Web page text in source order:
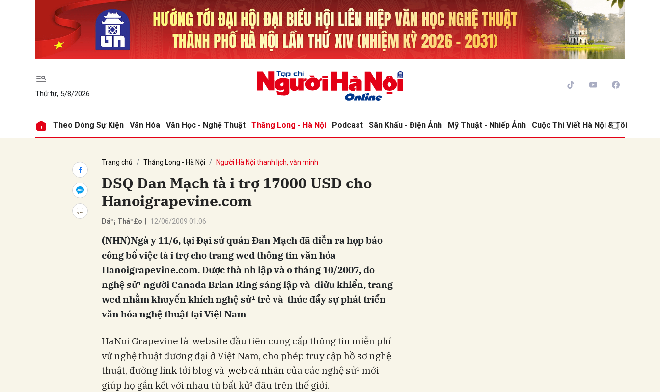
Thứ tư, 5/8/2026
Theo Dòng Sự Kiện Văn Hóa Văn Học - Nghệ Thuật Thăng Long - Hà Nội Podcast Sân Khấu - Điện Ảnh Mỹ Thuật - Nhiếp Ảnh Cuộc Thi Viết Hà Nội & Tôi
Trang chủ Thăng Long - Hà Nội Người Hà Nội thanh lịch, văn minh
ĐSQ Đan Mạch tà i trợ 17000 USD cho
Hanoigrapevine.com
Dáº¡ Tháº£o 12/06/2009 01:06
(NHN)Ngà y 11/6, tại Đại sứ quán Đan Mạch đã diễn ra họp báo
công bố việc tà i trợ cho trang wed thông tin văn hóa
Hanoigrapevine.com. Được thà nh lập và o tháng 10/2007, do
nghệ sử¹ người Canada Brian Ring sáng lập và điửu khiển, trang
wed nhằm khuyến khích nghệ sử¹ trẻ và thúc đẩy sự phát triển
văn hóa nghệ thuật tại Việt Nam
HaNoi Grapevine là website đầu tiên cung cấp thông tin miễn phí
vử nghệ thuật đương đại ở Việt Nam, cho phép truy cập hồ sơ nghệ
thuật, đường link tới blog và web cá nhân của các nghệ sử¹ mới
giúp họ gắn kết với nhau từ bất kử³ đâu trên thế giới.
Gửi bình luận